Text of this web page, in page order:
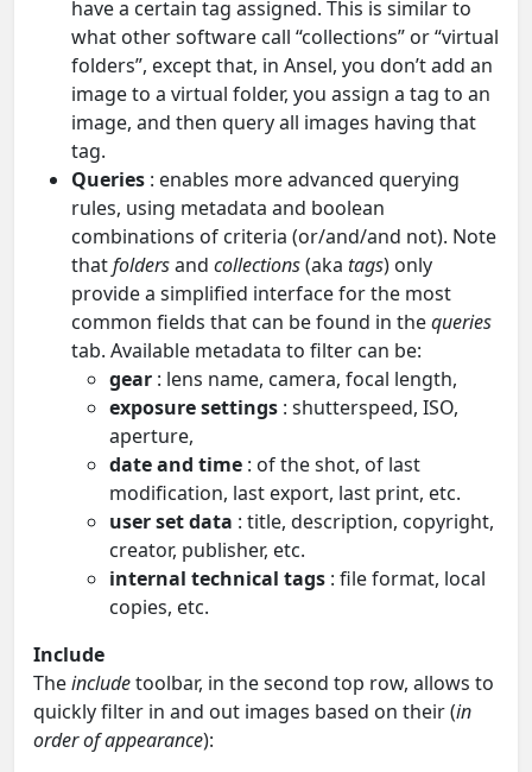
have a certain tag assigned. This is similar to
what other software call “collections” or “virtual
folders”, except that, in Ansel, you don’t add an
image to a virtual folder, you assign a tag to an
image, and then query all images having that
tag.
Queries : enables more advanced querying
rules, using metadata and boolean
combinations of criteria (or/and/and not). Note
thatfoldersand collections(aka tags) only
provide a simplified interface for the most
common fields that can be found in thequeries
tab. Available metadata to filter can be:
gear : lens name, camera, focal length,
exposure settings : shutterspeed, ISO,
aperture,
date and time : of the shot, of last
modification, last export, last print, etc.
user set data : title, description, copyright,
creator, publisher, etc.
internal technical tags : file format, local
copies, etc.
Include
Theincludetoolbar, in the second top row, allows to
quickly filter in and out images based on their (in
order of appearance):